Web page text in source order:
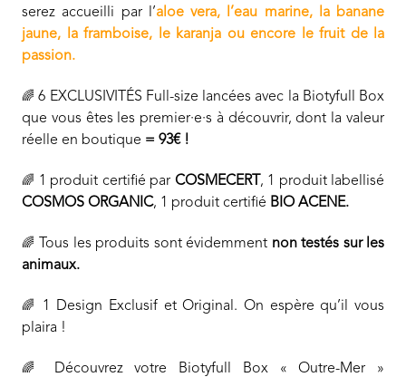
serez accueilli par l’aloe vera, l’eau marine, la banane
jaune, la framboise, le karanja ou encore le fruit de la
passion.
🌈6 EXCLUSIVITÉS Full-size lancées avec la Biotyfull Box
que vous êtes les premier·e·s à découvrir, dont la valeur
réelle en boutique = 93€ !
🌈 1 produit certifié par COSMECERT , 1 produit labellisé
COSMOS ORGANIC, 1 produit certifié BIO ACENE.
🌈 Tous les produits sont évidemment non testés sur les
animaux.
🌈 1 Design Exclusif et Original. On espère qu’il vous
plaira !
🌈
Découvrez votre Biotyfull Box « Outre-Mer »